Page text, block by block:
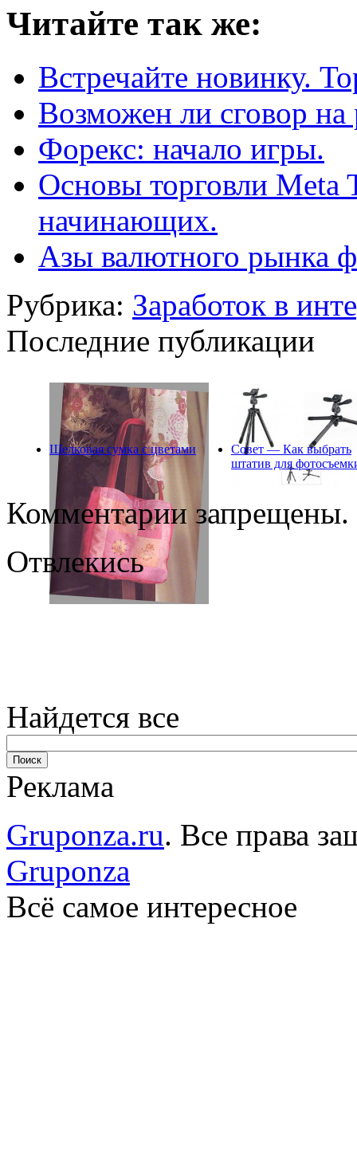
Читайте так же:
Встречайте новинку.
Возможен ли сговор
Форекс: начало игры.
Основы торговли Meta
начинающих.
Азы валютного рынка
Рубрика: Заработок в
Последние публикации
Шелковая сумка с цветами
Совет — Как выбрать
штатив для
Комментарии запрещены.
Отвлекись
Найдется все
Реклама
Gruponza.ru. Все права
Gruponza
Всё самое интересное